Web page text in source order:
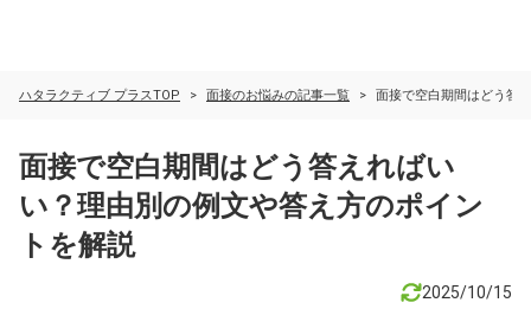
ハタラクティブ プラスTOP 面接のお悩みの記事一覧 面接で空白期間はどう答
面接で空白期間はどう答えればい
い？理由別の例文や答え方のポイン
トを解説
2025/10/15